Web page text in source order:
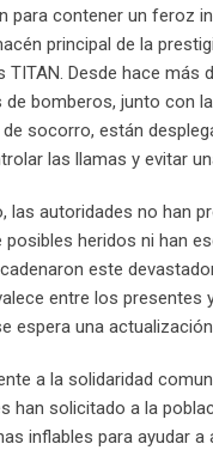
para contener un feroz
principal de la
Desde hace más
de bomberos, junto con
socorro, están
las llamas y evitar
las autoridades no han
heridos ni han
este
entre los presentes
espera una
a la solidaridad
han solicitado a la
inflables para ayudar a